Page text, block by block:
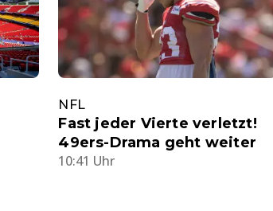
NFL
Fast jeder Vierte verletzt!
49ers-Drama geht weiter
10:41 Uhr